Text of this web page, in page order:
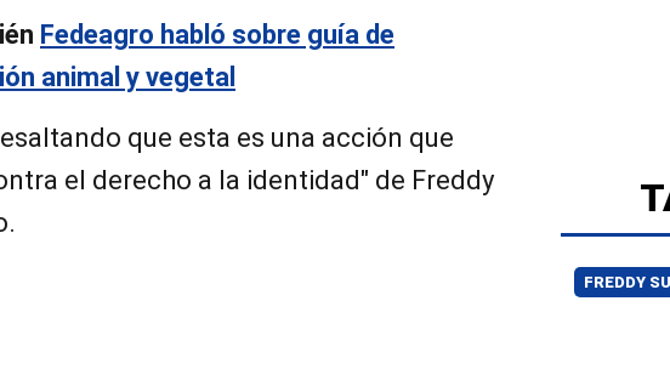
Fedeagro habló sobre guía de
animal y vegetal
que esta es una acción que
el derecho a la identidad" de Freddy
FREDDY